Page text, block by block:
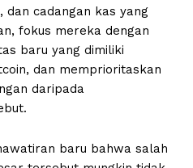
dan cadangan kas yang
fokus mereka dengan
baru yang dimiliki
dan memprioritaskan
daripada
baru bahwa salah